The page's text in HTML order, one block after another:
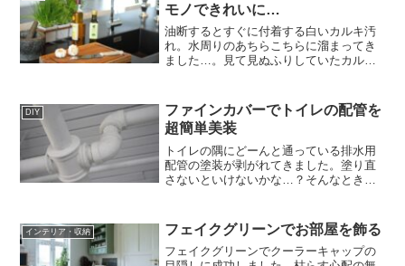
モノできれいに…
油断するとすぐに付着する白いカルキ汚
れ。水周りのあちらこちらに溜まってき
ました…。見て見ぬふりしていたカルキ
DIY
ファインカバーでトイレの配管を
超簡単美装
トイレの隅にどーんと通っている排水用
配管の塗装が剥がれてきました。塗り直
さないといけないかな…？そんなときに
お話しです。
インテリア・収納 フェイクグリーンでお部屋を飾る
フェイクグリーンでクーラーキャップの